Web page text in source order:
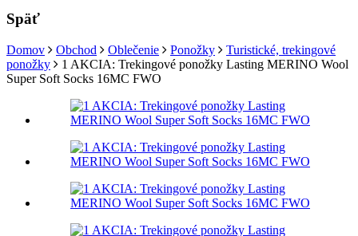
Späť
Domov Obchod Oblečenie Ponožky
Turistické, trekingové
ponožky
1 AKCIA: Trekingové ponožky Lasting MERINO Wool
Super Soft Socks 16MC FWO